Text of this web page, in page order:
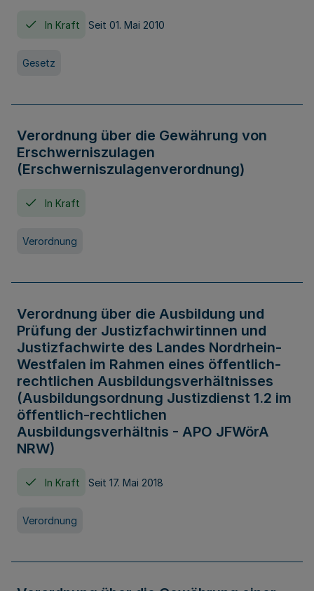
In Kraft Seit 01. Mai 2010
Gesetz
Verordnung über die Gewährung von
Erschwerniszulagen
(Erschwerniszulagenverordnung)
In Kraft
Verordnung
Verordnung über die Ausbildung und
Prüfung der Justizfachwirtinnen und
Justizfachwirte des Landes Nordrhein-
Westfalen im Rahmen eines öffentlich-
rechtlichen Ausbildungsverhältnisses
(Ausbildungsordnung Justizdienst 1.2 im
öffentlich-rechtlichen
Ausbildungsverhältnis - APO JFWörA
NRW)
In Kraft Seit 17. Mai 2018
Verordnung